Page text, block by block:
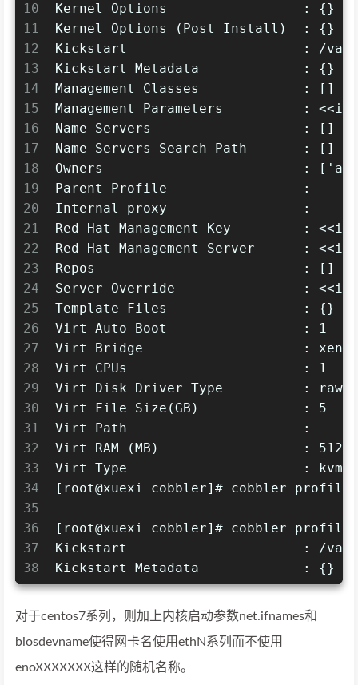
10
11
12
13
14
15
16
17
18
19
20
21
22
23
24
25
26
27
28
29
30
31
32
33
34
35
36
37
38
Kernel Options                 : {}
Kernel Options (Post Install)  : {}
Kickstart                      : /var/lib/
Kickstart Metadata             : {}
Management Classes             : []
Management Parameters          :
Name Servers                   : []
Name Servers Search Path       : []
Owners                         :
Parent Profile                 :
Internal proxy                 :
Red Hat Management Key         :
Red Hat Management Server      :
Repos                          : []
Server Override                :
Template Files                 : {}
Virt Auto Boot                 : 1
Virt Bridge                    :
Virt CPUs                      : 1
Virt Disk Driver Type          : raw
Virt File Size(GB)             : 5
Virt Path                      :
Virt RAM (MB)                  : 512
Virt Type                      : kvm
[root@xuexi cobbler]# cobbler profile
[root@xuexi cobbler]# cobbler
Kickstart                      : /var/lib/
Kickstart Metadata             : {}
对于centos7系列，则加上内核启动参数net.ifnames和
biosdevname使得网卡名使用ethN系列而不使用
enoXXXXXXX这样的随机名称。